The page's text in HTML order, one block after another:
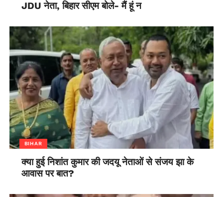
JDU नेता, बिहार सीएम बोले- मैं हूं न
BIHAR
क्या हुई निशांत कुमार की जदयू नेताओं से संजय झा के
आवास पर बात?